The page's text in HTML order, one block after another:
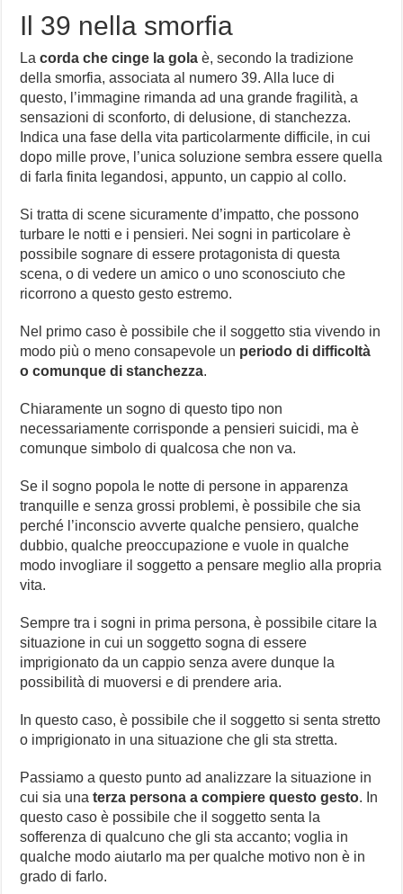
Il 39 nella smorfia
Lacorda che cinge la gola è, secondo la tradizione
della smorfia, associata al numero 39. Alla luce di
questo, l’immagine rimanda ad una grande fragilità, a
sensazioni di sconforto, di delusione, di stanchezza.
Indica una fase della vita particolarmente difficile, in cui
dopo mille prove, l’unica soluzione sembra essere quella
di farla finita legandosi, appunto, un cappio al collo.
Si tratta di scene sicuramente d’impatto, che possono
turbare le notti e i pensieri. Nei sogni in particolare è
possibile sognare di essere protagonista di questa
scena, o di vedere un amico o uno sconosciuto che
ricorrono a questo gesto estremo.
Nel primo caso è possibile che il soggetto stia vivendo in
modo più o meno consapevole un periodo di difficoltà
o comunque di stanchezza.
Chiaramente un sogno di questo tipo non
necessariamente corrisponde a pensieri suicidi, ma è
comunque simbolo di qualcosa che non va.
Se il sogno popola le notte di persone in apparenza
tranquille e senza grossi problemi, è possibile che sia
perché l’inconscio avverte qualche pensiero, qualche
dubbio, qualche preoccupazione e vuole in qualche
modo invogliare il soggetto a pensare meglio alla propria
vita.
Sempre tra i sogni in prima persona, è possibile citare la
situazione in cui un soggetto sogna di essere
imprigionato da un cappio senza avere dunque la
possibilità di muoversi e di prendere aria.
In questo caso, è possibile che il soggetto si senta stretto
o imprigionato in una situazione che gli sta stretta.
Passiamo a questo punto ad analizzare la situazione in
cui sia una terza persona a compiere questo gesto. In
questo caso è possibile che il soggetto senta la
sofferenza di qualcuno che gli sta accanto; voglia in
qualche modo aiutarlo ma per qualche motivo non è in
grado di farlo.